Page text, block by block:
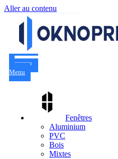
Aller au contenu
Menu
Fenêtres
Aluminium
PVC
Bois
Mixtes